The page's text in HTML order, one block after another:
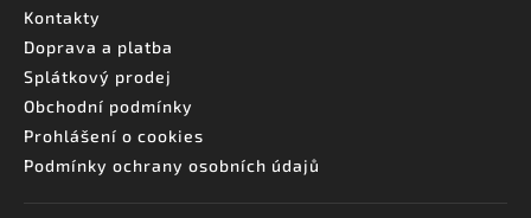
Kontakty
Doprava a platba
Splátkový prodej
Obchodní podmínky
Prohlášení o cookies
Podmínky ochrany osobních údajů